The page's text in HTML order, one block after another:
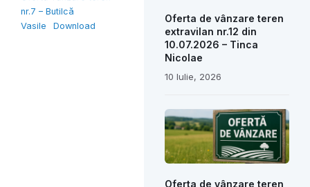
nr.7 – Butilcă
Vasile
Download
Oferta de vânzare teren
extravilan nr.12 din
10.07.2026 – Tinca
Nicolae
10 Iulie, 2026
Oferta de vânzare teren